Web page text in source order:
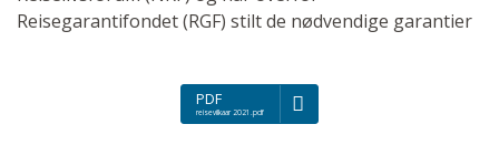
Reisegarantifondet (RGF) stilt de nødvendige garantier
PDF
reisevilkaar 2021.pdf